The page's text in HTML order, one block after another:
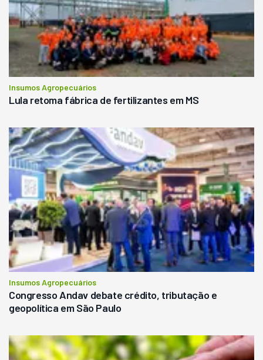
Insumos Agropecuários
Lula retoma fábrica de fertilizantes em MS
Insumos Agropecuários
Congresso Andav debate crédito, tributação e
geopolítica em São Paulo